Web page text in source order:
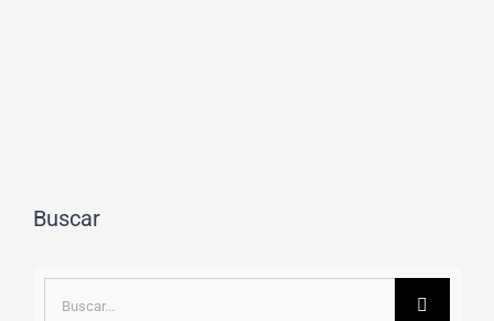
Buscar